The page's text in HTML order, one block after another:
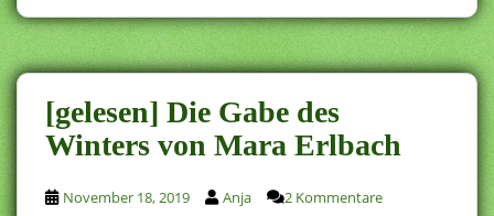
[gelesen] Die Gabe des
Winters von Mara Erlbach
November 18, 2019 Anja 2 Kommentare